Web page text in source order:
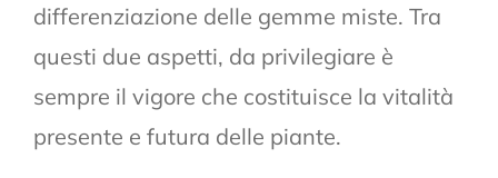
differenziazione delle gemme miste. Tra
questi due aspetti, da privilegiare è
sempre il vigore che costituisce la vitalità
presente e futura delle piante.